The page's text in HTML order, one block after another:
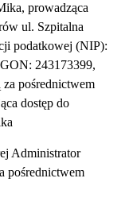
, prowadząca
ul. Szpitalna
podatkowej (NIP):
243173399,
za pośrednictwem
dostęp do
Administrator
pośrednictwem